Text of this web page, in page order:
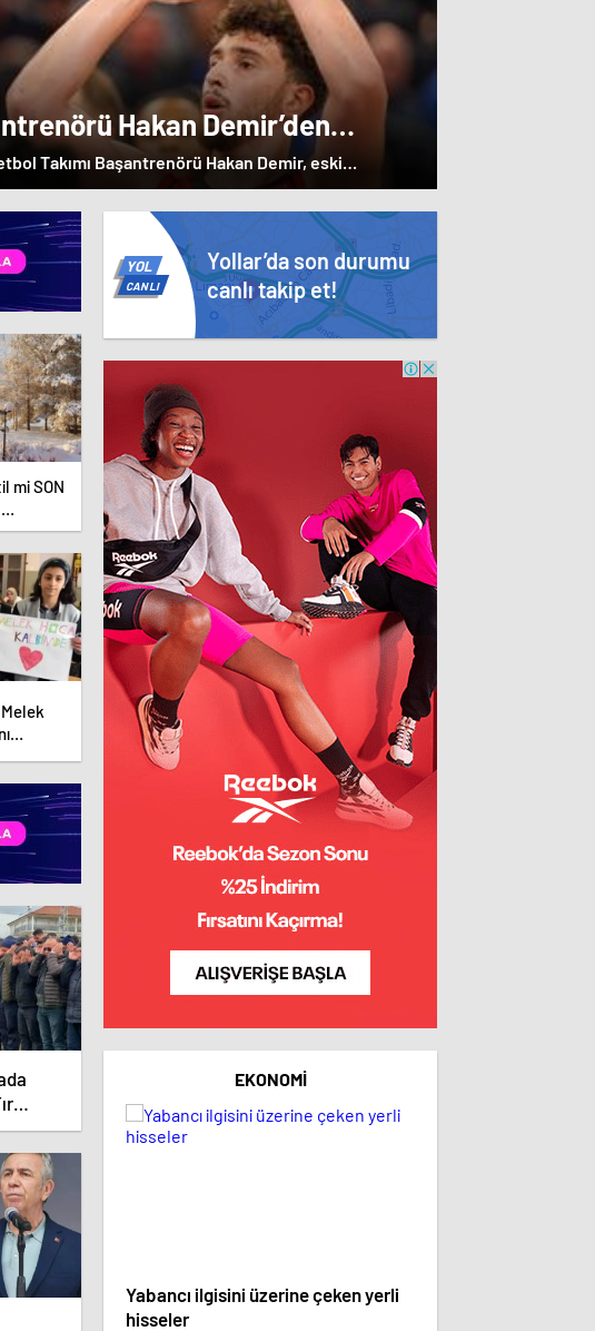
Hakan Demir’den
övgü
Takımı Başantrenörü Hakan Demir, eski
Şengün'e övgülerde bulundu.
mi SON
okul
Yollar’da son durumu
canlı takip et!
YOL
CANLI
EKONOMI
Yabancı ilgisini üzerine çeken yerli
hisseler